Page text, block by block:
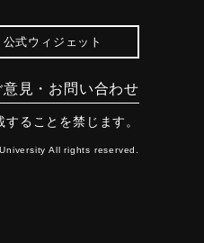
公式ウィジェット
意見・お問い合わせ
ることを禁じます。
All rights reserved.